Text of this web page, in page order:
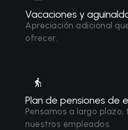
Vacaciones y
Apreciación adicional
ofrecer.
Plan de pensiones de
Pensamos a largo
nuestros empleados.